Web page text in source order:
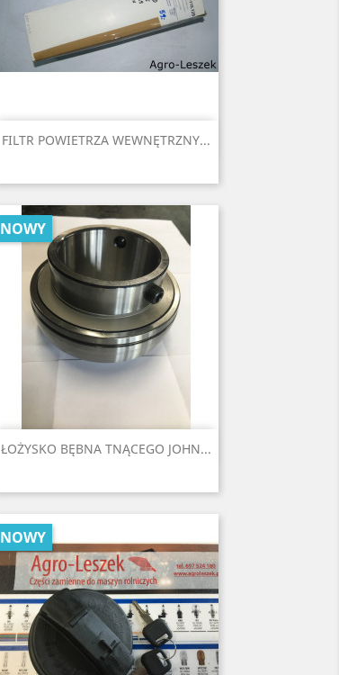
FILTR POWIETRZA WEWNĘTRZNY...
Szybki podgląd
ŁOŻYSKO BĘBNA TNĄCEGO JOHN...
NOWY
Szybki podgląd
NOWY